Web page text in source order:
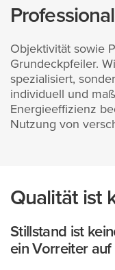
Objektivität sowie
Grundeckpfeiler.
spezialisiert,
individuell und
Energieeffizienz
Nutzung von
Qualität ist
Stillstand ist
ein Vorreiter